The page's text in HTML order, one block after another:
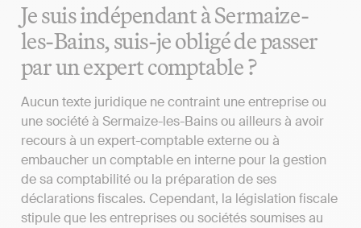
Je suis indépendant à Sermaize-
les-Bains, suis-je obligé de passer
par un expert comptable ?
Aucun texte juridique ne contraint une entreprise ou
une société à Sermaize-les-Bains ou ailleurs à avoir
recours à un expert-comptable externe ou à
embaucher un comptable en interne pour la gestion
de sa comptabilité ou la préparation de ses
déclarations fiscales. Cependant, la législation fiscale
stipule que les entreprises ou sociétés soumises au